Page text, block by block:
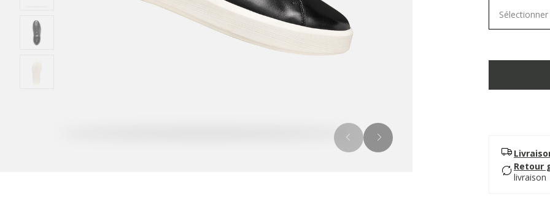
Retour
livraison